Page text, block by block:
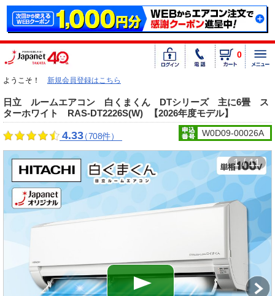
0
ようこそ！ 新規会員登録はこちら
日立 ルームエアコン 白くまくん DTシリーズ 主に6畳 ス
ターホワイト RAS-DT2226S(W)
【2026年度モデル】
4.33（708件） W0D09-00026A
1 / 11